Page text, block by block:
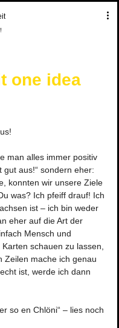
one idea
man alles immer positiv
gut aus!“ sondern eher:
konnten wir unsere Ziele
was? Ich pfeiff drauf! Ich
ist – ich bin weder
eher auf die Art der
Mensch und
Karten schauen zu lassen,
Zeilen mache ich genau
ist, werde ich dann
so en Chlöni“ – lies noch